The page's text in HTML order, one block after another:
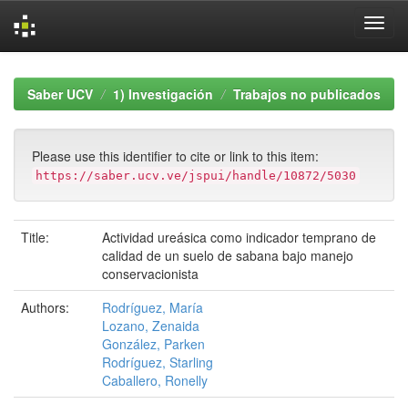
navigationSaber UCV 1) Investigación Trabajos no publicados
Please use this identifier to cite or link to this item:
https://saber.ucv.ve/jspui/handle/10872/5030
Title:
Actividad ureásica como indicador temprano de
calidad de un suelo de sabana bajo manejo
conservacionista
Authors:
Rodríguez, María
Lozano, Zenaida
González, Parken
Rodríguez, Starling
Caballero, Ronelly